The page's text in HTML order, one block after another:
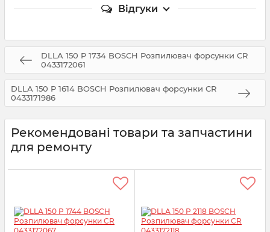
Відгуки
DLLA 150 P 1734 BOSCH Розпилювач форсунки CR
0433172061
DLLA 150 P 1614 BOSCH Розпилювач форсунки CR
0433171986
Рекомендовані товари та запчастини
для ремонту